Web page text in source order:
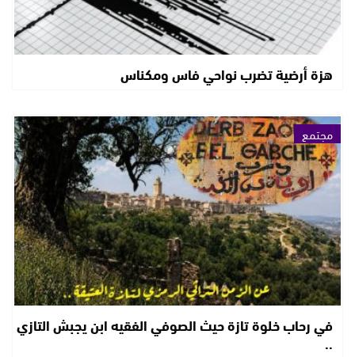
هزة أرضية تضرب نواحي فاس ومكناس
مجتمع
في رحاب خلوة تازة حيث الصوفي الفقيه ابن يجبش التازي
..